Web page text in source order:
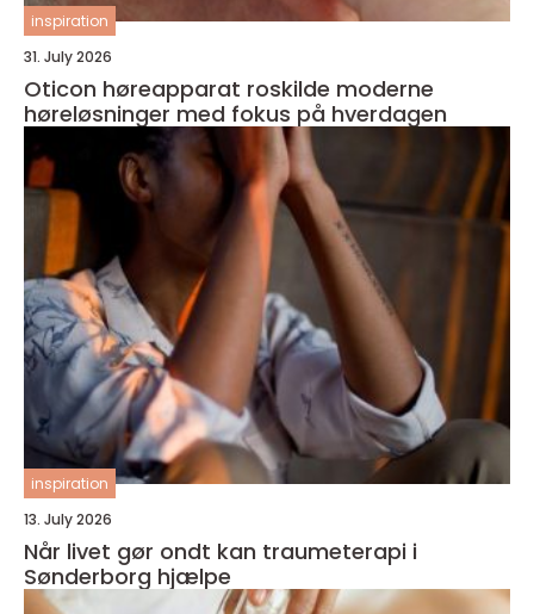
inspiration
31. July 2026
Oticon høreapparat roskilde moderne
høreløsninger med fokus på hverdagen
inspiration
13. July 2026
Når livet gør ondt kan traumeterapi i
Sønderborg hjælpe